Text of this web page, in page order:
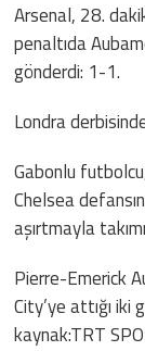
Arsenal, 28.
penaltıda
gönderdi: 1-1.
Londra
Gabonlu
Chelsea
aşırtmayla
Pierre-Emerick
City’ye attığı iki
kaynak:TRT